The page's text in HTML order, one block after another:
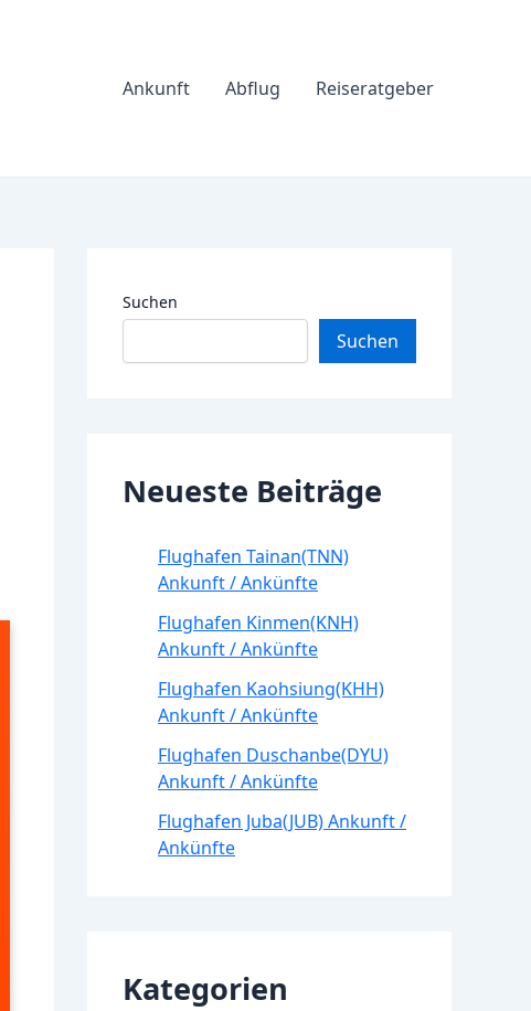
Ankunft Abflug Reiseratgeber
Suchen
Suchen
Neueste Beiträge
Flughafen Tainan(TNN)
Ankunft / Ankünfte
Flughafen Kinmen(KNH)
Ankunft / Ankünfte
Flughafen Kaohsiung(KHH)
Ankunft / Ankünfte
Flughafen Duschanbe(DYU)
Ankunft / Ankünfte
Flughafen Juba(JUB) Ankunft /
Ankünfte
Kategorien